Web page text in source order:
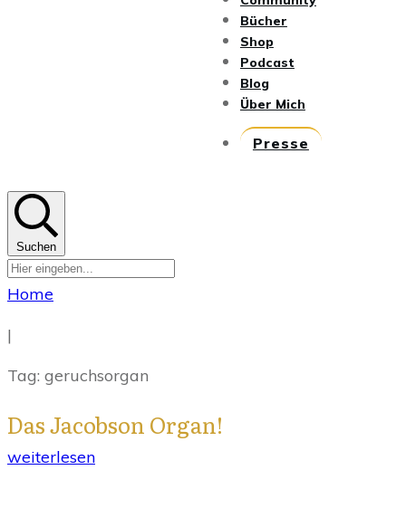
Bücher
Shop
Podcast
Blog
Über Mich
Presse
Suchen
Home
|
Tag: geruchsorgan
Das Jacobson Organ!
weiterlesen